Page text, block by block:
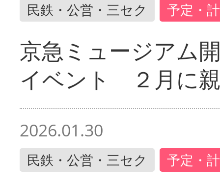
民鉄・公営・三セク 予定・
京急ミュージアム
イベント ２月に
2026.01.30
民鉄・公営・三セク 予定・